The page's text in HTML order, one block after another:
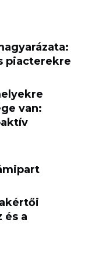
piacterekre
van:
és a